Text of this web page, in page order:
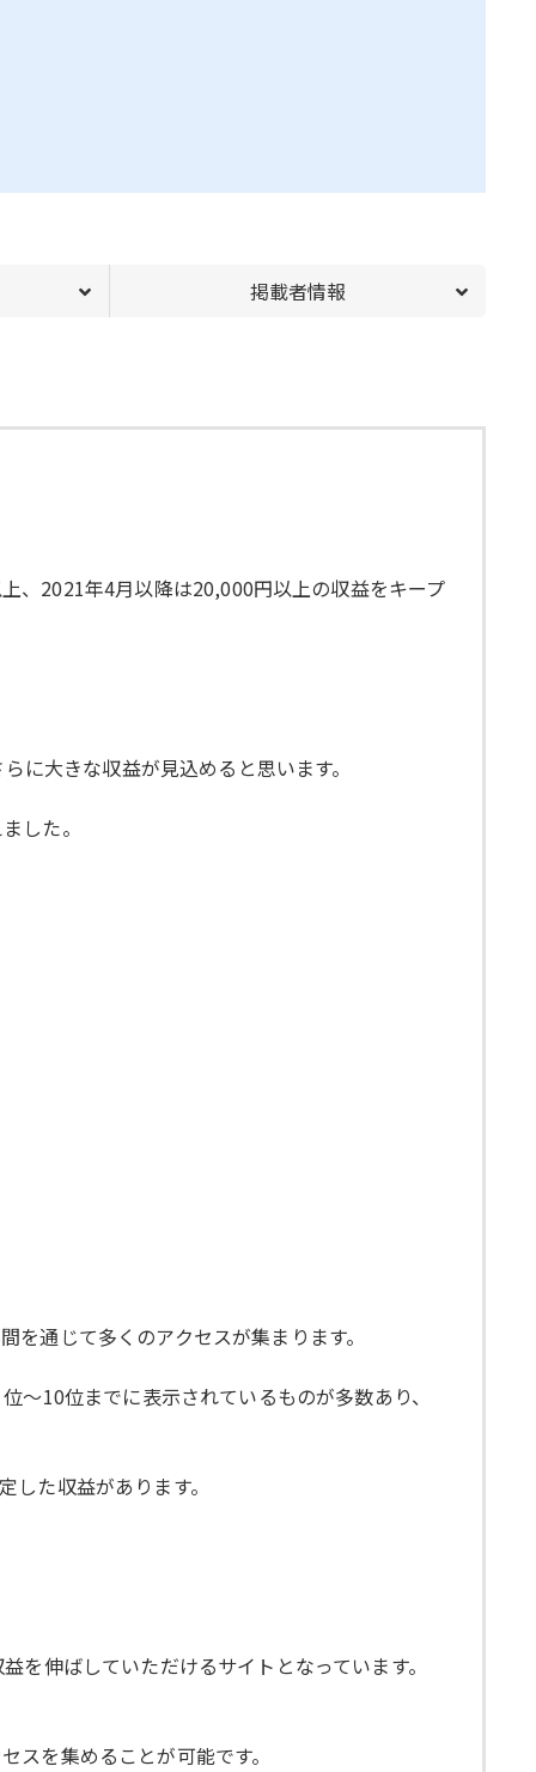
掲載者情報
、2021年4月以降は20,000円以上の収益をキープ
に大きな収益が見込めると思います。
した。
通じて多くのアクセスが集まります。
〜10位までに表示されているものが多数あり、
た収益があります。
伸ばしていただけるサイトとなっています。
を集めることが可能です。